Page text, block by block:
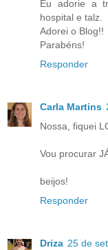
Eu adorie a
hospital e talz.
Adorei o Blog!!
Parabéns!
Responder
Carla Martins
Nossa, fiquei
Vou procurar
beijos!
Responder
Driza 25 de